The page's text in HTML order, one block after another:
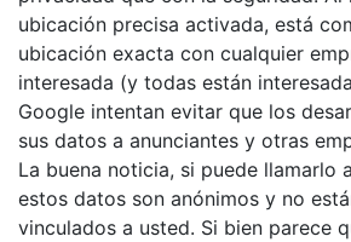
ubicación precisa activada, está
ubicación exacta con cualquier
interesada (y todas están
Google intentan evitar que los
sus datos a anunciantes y otras
La buena noticia, si puede llamarlo
estos datos son anónimos y no
vinculados a usted. Si bien parece